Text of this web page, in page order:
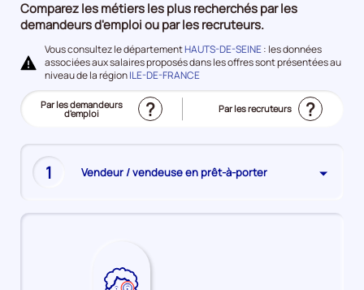
l'emploi
Comparez les métiers les plus recherchés par les
demandeurs d'emploi ou par les recruteurs.
Vous consultez le départementHAUTS-DE-SEINE: les données
associées aux salaires proposés dans les offres sont présentées au
niveau de la régionILE-DE-FRANCE
Trier
plus
recherchés
Par les demandeurs
d'emploi
(Affichage ? Trier
métiers
recherchés
Par les recruteurs ?
1 Vendeur / vendeuse en prêt-à-porter